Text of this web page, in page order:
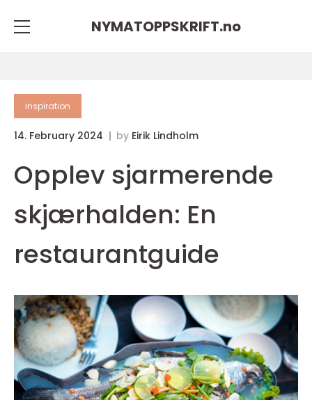
NYMATOPPSKRIFT.no
inspiration
14. February 2024 by Eirik Lindholm
Opplev sjarmerende
skjærhalden: En
restaurantguide